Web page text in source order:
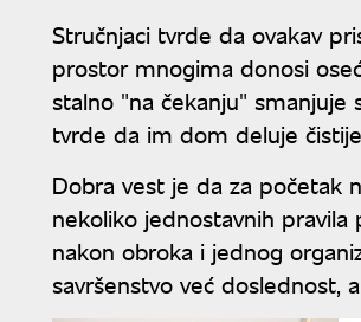
Stručnjaci tvrde da ovakav
prostor mnogima donosi
stalno "na čekanju"
tvrde da im dom deluje
Dobra vest je da za početak
nekoliko jednostavnih
nakon obroka i jednog
savršenstvo već doslednost,